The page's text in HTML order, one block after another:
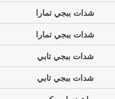
شدات ببجي تمارا
شدات ببجي تمارا
شدات ببجي تابي
شدات ببجي تابي